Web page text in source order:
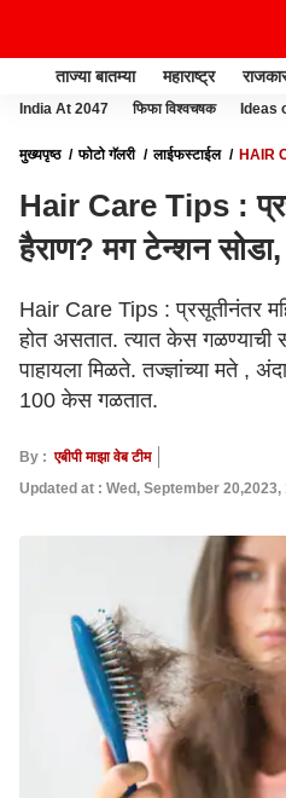
ताज्या बातम्या महाराष्ट्र
India At 2047 फिफा विश्वचषक Ideas
मुख्यपृष्ठ फोटो गॅलरी लाईफस्टाईल
HAIR
Hair Care Tips :
हैराण? मग टेन्शन
Hair Care Tips : प्रसूतीनंतर
होत असतात. त्यात केस गळण्याची
पाहायला मिळते. तज्ज्ञांच्या मते ,
100 केस गळतात.
By :एबीपी माझा वेब टीम
Updated at : Wed, September 20,2023,